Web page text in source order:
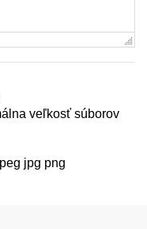
veľkosť súborov
jpg png